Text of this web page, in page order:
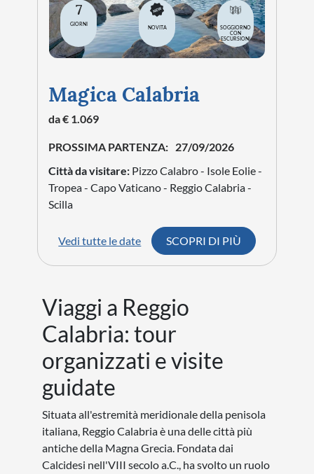
7
GIORNI
NOVITA
SOGGIORNO
CON
ESCURSIONI
Magica Calabria
da € 1.069
PROSSIMA PARTENZA: 27/09/2026
Città da visitare: Pizzo Calabro - Isole Eolie -
Tropea - Capo Vaticano - Reggio Calabria -
Scilla
Vedi tutte le date SCOPRI DI PIÙ
Viaggi a Reggio
Calabria: tour
organizzati e visite
guidate
Situata all'estremità meridionale della penisola
italiana, Reggio Calabria è una delle città più
antiche della Magna Grecia. Fondata dai
Calcidesi nell'VIII secolo a.C., ha svolto un ruolo